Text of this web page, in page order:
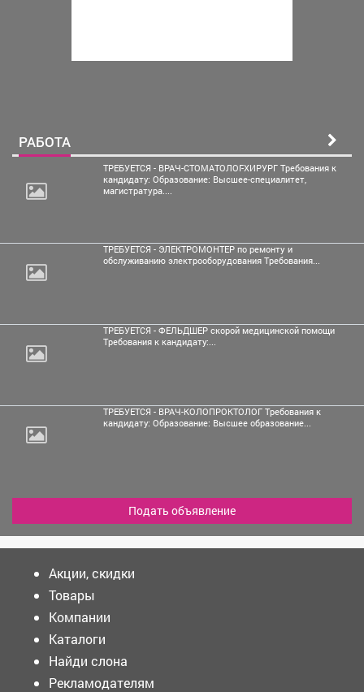
РАБОТА
ТРЕБУЕТСЯ - ВРАЧ-СТОМАТОЛОГ-ХИРУРГ Требования к
кандидату: Образование: Высшее-специалитет,
магистратура....
ТРЕБУЕТСЯ - ЭЛЕКТРОМОНТЕР по ремонту и
обслуживанию электрооборудования Требования...
ТРЕБУЕТСЯ - ФЕЛЬДШЕР скорой медицинской помощи
Требования к кандидату:...
ТРЕБУЕТСЯ - ВРАЧ-КОЛОПРОКТОЛОГ Требования к
кандидату: Образование: Высшее образование...
Подать объявление
Акции, скидки
Товары
Компании
Каталоги
Найди слона
Рекламодателям